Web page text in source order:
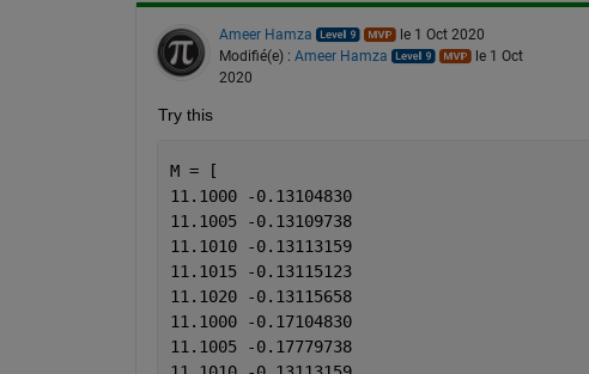
Ameer Hamza
le 1 Oct 2020
Modifié(e) : Ameer Hamza
le 1 Oct
2020
Try this
M = [
11.1000	-0.13104830
11.1005	-0.13109738
11.1010	-0.13113159
11.1015	-0.13115123
11.1020	-0.13115658
11.1000	-0.17104830
11.1005	-0.17779738